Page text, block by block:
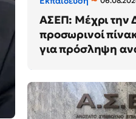
ΑΣΕΠ: Μέχρι την
προσωρινοί
για πρόσληψη